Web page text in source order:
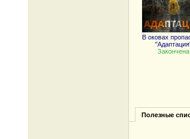
В оковах
Закончена
Полезные